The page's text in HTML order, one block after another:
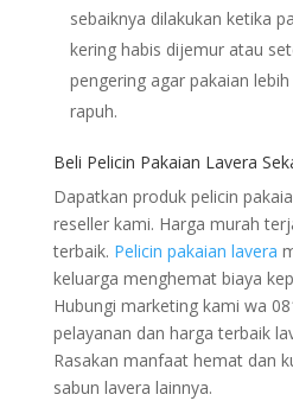
sebaiknya dilakukan ketika
kering habis dijemur atau
pengering agar pakaian
rapuh.
Beli Pelicin Pakaian Lavera
Dapatkan produk pelicin
reseller kami. Harga murah
terbaik. Pelicin pakaian lavera
keluarga menghemat biaya
Hubungi marketing kami wa
pelayanan dan harga terbaik
Rasakan manfaat hemat dan
sabun lavera lainnya.